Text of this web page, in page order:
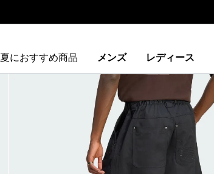
夏におすすめ商品 メンズ レディース